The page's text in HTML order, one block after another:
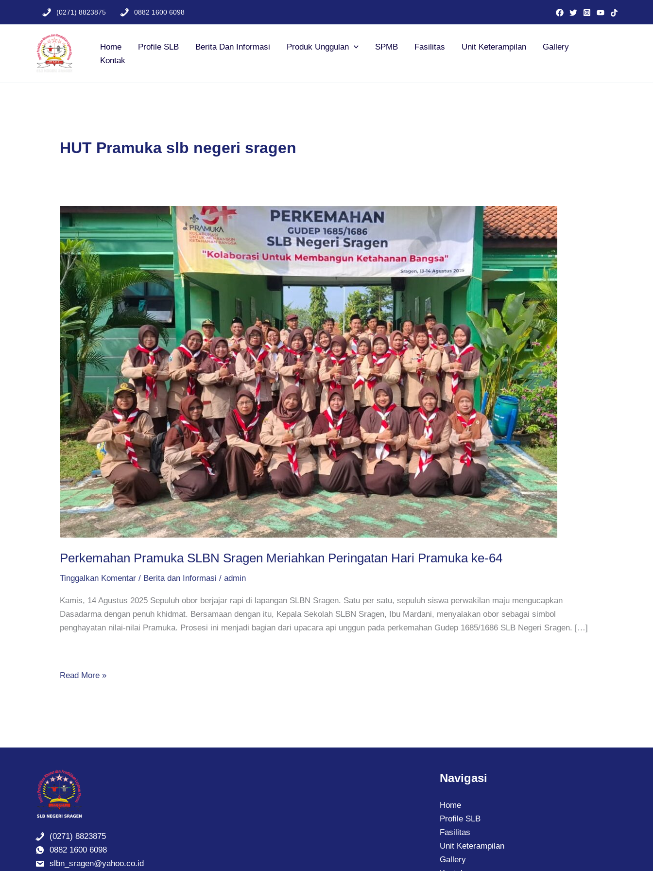
(0271) 8823875 0882 1600 6098
Home Profile SLB Berita Dan Informasi Produk Unggulan SPMB Fasilitas Unit Keterampilan
Gallery
Kontak
HUT Pramuka slb negeri sragen
Perkemahan Pramuka SLBN Sragen Meriahkan Peringatan Hari Pramuka ke-64
Tinggalkan Komentar / Berita dan Informasi / admin
Kamis, 14 Agustus 2025 Sepuluh obor berjajar rapi di lapangan SLBN Sragen. Satu per satu, sepuluh siswa perwakilan maju mengucapkan
Dasadarma dengan penuh khidmat. Bersamaan dengan itu, Kepala Sekolah SLBN Sragen, Ibu Mardani, menyalakan obor sebagai simbol
penghayatan nilai-nilai Pramuka. Prosesi ini menjadi bagian dari upacara api unggun pada perkemahan Gudep 1685/1686 SLB Negeri Sragen. […]
Perkemahan
Pramuka
SLBN
Sragen
Meriahkan
Peringatan
Hari
Pramuka
ke-
64
Read More »
(0271) 8823875
0882 1600 6098
slbn_sragen@yahoo.co.id
Navigasi
Home
Profile SLB
Fasilitas
Unit Keterampilan
Gallery